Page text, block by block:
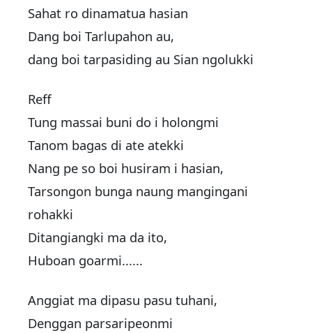
Sahat ro dinamatua hasian
Dang boi Tarlupahon au,
dang boi tarpasiding au Sian ngolukki
Reff
Tung massai buni do i holongmi
Tanom bagas di ate atekki
Nang pe so boi husiram i hasian,
Tarsongon bunga naung mangingani
rohakki
Ditangiangki ma da ito,
Huboan goarmi......
Anggiat ma dipasu pasu tuhani,
Denggan parsaripeonmi